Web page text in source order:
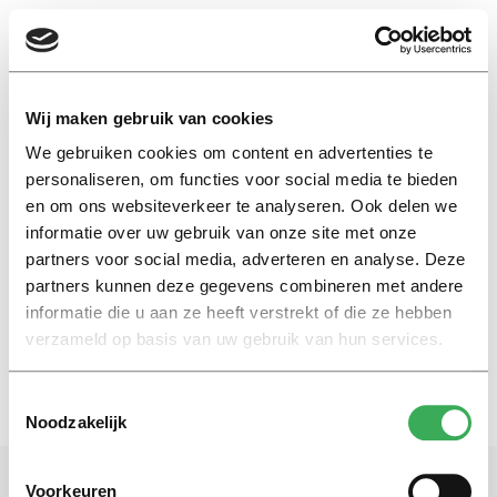
Wij maken gebruik van cookies
We gebruiken cookies om content en advertenties te
personaliseren, om functies voor social media te bieden
en om ons websiteverkeer te analyseren. Ook delen we
informatie over uw gebruik van onze site met onze
partners voor social media, adverteren en analyse. Deze
partners kunnen deze gegevens combineren met andere
informatie die u aan ze heeft verstrekt of die ze hebben
verzameld op basis van uw gebruik van hun services.
Noodzakelijk
Voorkeuren
EN
machinist
Eefje Wentelteefje
De trein rijdt niet
15 februari 2021